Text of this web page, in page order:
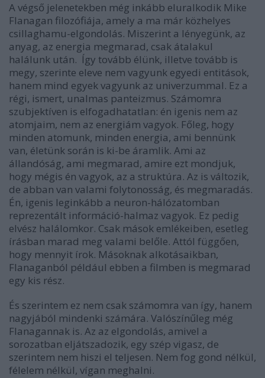
A végső jelenetekben még inkább eluralkodik Mike
Flanagan filozófiája, amely a ma már közhelyes
csillaghamu-elgondolás. Miszerint a lényegünk, az
anyag, az energia megmarad, csak átalakul
halálunk után. Így tovább élünk, illetve tovább is
megy, szerinte eleve nem vagyunk egyedi entitások,
hanem mind egyek vagyunk az univerzummal. Ez a
régi, ismert, unalmas panteizmus. Számomra
szubjektíven is elfogadhatatlan: én igenis nem az
atomjaim, nem az energiám vagyok. Főleg, hogy
minden atomunk, minden energia, ami bennünk
van, életünk során is ki-be áramlik. Ami az
állandóság, ami megmarad, amire ezt mondjuk,
hogy mégis én vagyok, az a struktúra. Az is változik,
de abban van valami folytonosság, és megmaradás.
Én, igenis leginkább a neuron-hálózatomban
reprezentált információ-halmaz vagyok. Ez pedig
elvész halálomkor. Csak mások emlékeiben, esetleg
írásban marad meg valami belőle. Attól függően,
hogy mennyit írok. Másoknak alkotásaikban,
Flanaganból például ebben a filmben is megmarad
egy kis rész.
És szerintem ez nem csak számomra van így, hanem
nagyjából mindenki számára. Valószínűleg még
Flanagannak is. Az az elgondolás, amivel a
sorozatban eljátszadozik, egy szép vigasz, de
szerintem nem hiszi el teljesen. Nem fog gond nélkül,
félelem nélkül, vígan meghalni.